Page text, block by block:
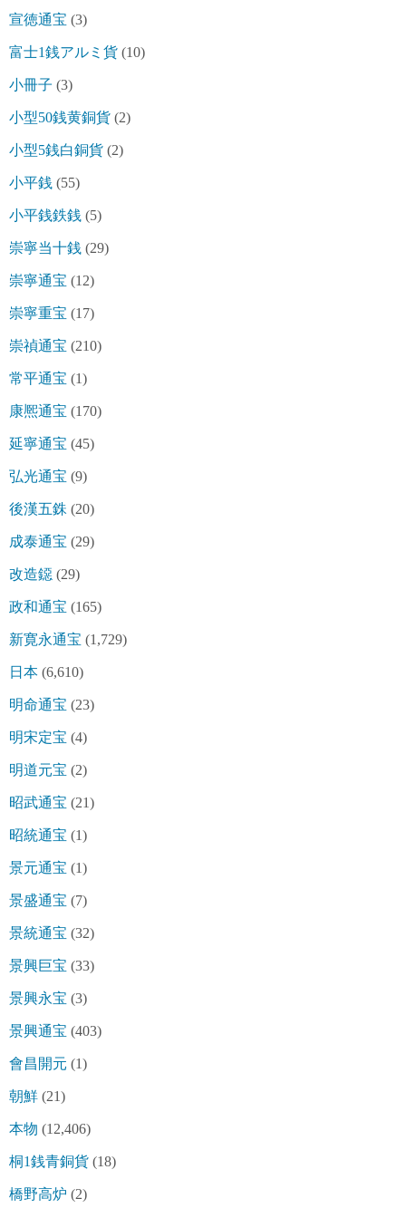
宣徳通宝 (3)
富士1銭アルミ貨 (10)
小冊子 (3)
小型50銭黄銅貨 (2)
小型5銭白銅貨 (2)
小平銭 (55)
小平銭鉄銭 (5)
崇寧当十銭 (29)
崇寧通宝 (12)
崇寧重宝 (17)
崇禎通宝 (210)
常平通宝 (1)
康熈通宝 (170)
延寧通宝 (45)
弘光通宝 (9)
後漢五銖 (20)
成泰通宝 (29)
改造鐚 (29)
政和通宝 (165)
新寛永通宝 (1,729)
日本 (6,610)
明命通宝 (23)
明宋定宝 (4)
明道元宝 (2)
昭武通宝 (21)
昭統通宝 (1)
景元通宝 (1)
景盛通宝 (7)
景統通宝 (32)
景興巨宝 (33)
景興永宝 (3)
景興通宝 (403)
會昌開元 (1)
朝鮮 (21)
本物 (12,406)
桐1銭青銅貨 (18)
橋野高炉 (2)